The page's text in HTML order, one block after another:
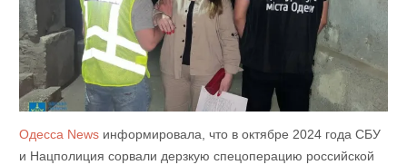
Одесса Newsинформировала, что в октябре 2024 года СБУ
и Нацполиция сорвали дерзкую спецоперацию российской